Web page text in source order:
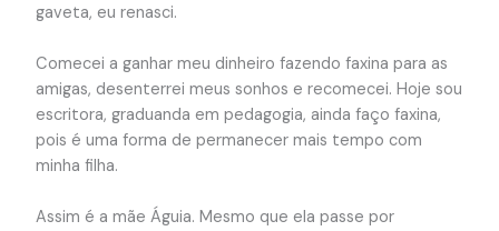
gaveta, eu renasci.
Comecei a ganhar meu dinheiro fazendo faxina para as
amigas, desenterrei meus sonhos e recomecei. Hoje sou
escritora, graduanda em pedagogia, ainda faço faxina,
pois é uma forma de permanecer mais tempo com
minha filha.
Assim é a mãe Águia. Mesmo que ela passe por